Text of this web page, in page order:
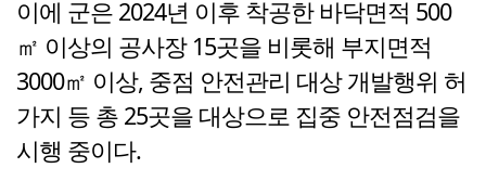
이에 군은 2024년 이후 착공한 바닥면적 500
㎡ 이상의 공사장 15곳을 비롯해 부지면적
3000㎡ 이상, 중점 안전관리 대상 개발행위 허
가지 등 총 25곳을 대상으로 집중 안전점검을
시행 중이다.